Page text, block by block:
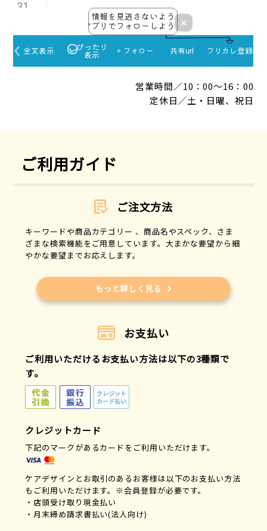
小泉成器
甲南医療器研究所
コスモテック
小森樹脂
コーポレーションパールスター
相模ゴム
サテライト
サンコー
サンテクノロジー
サンファミリー
清水産業
シロクマ
ジャパン・インターナショナル・コマース
スケーター
鈴木楽器製作所
Stay Free
セルヴァン
総合サービス
タイガー魔法瓶
竹中エンジニアリング
ダイト
中旺ヘルス
テクナード
営業時間／10：00～16：00
定休日／土・日曜、祝日
ご利用ガイド
ご注文方法
キーワードや商品カテゴリー 、商品名やスペック、さま
ざまな検索機能をご用意しています。大まかな要望から細
やかな要望までお応えします。
もっと詳しく見る
お支払い
ご利用いただけるお支払い方法は以下の3種類で
す。
クレジットカード
下記のマークがあるカードをご利用いただけます。
ケアデザインとお取引のあるお客様は以下のお支払い方法
もご利用いただけます。※会員登録が必要です。
・店頭受け取り現金払い
・月末締め請求書払い(法人向け)